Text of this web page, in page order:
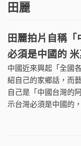
田麗
田麗拍片自稱
必須是中國的
中國近來興起「全國
紹自己的家鄉話，而
自己是「中國台灣的
示台灣必須是中國的